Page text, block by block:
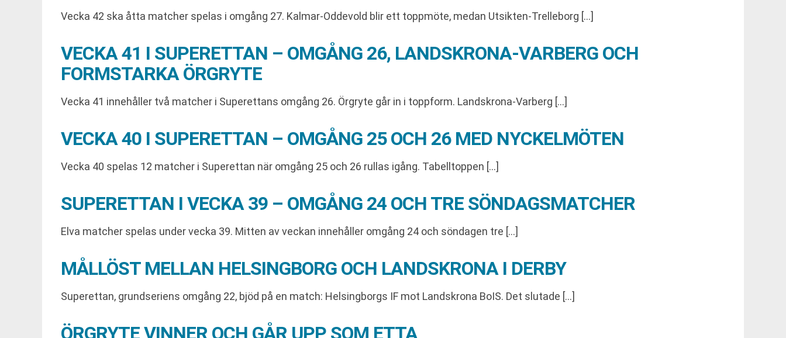
Vecka 42 ska åtta matcher spelas i omgång 27. Kalmar-Oddevold blir ett toppmöte, medan Utsikten-Trelleborg […]
VECKA 41 I SUPERETTAN – OMGÅNG 26, LANDSKRONA-VARBERG OCH
FORMSTARKA ÖRGRYTE
Vecka 41 innehåller två matcher i Superettans omgång 26. Örgryte går in i toppform. Landskrona-Varberg […]
VECKA 40 I SUPERETTAN – OMGÅNG 25 OCH 26 MED NYCKELMÖTEN
Vecka 40 spelas 12 matcher i Superettan när omgång 25 och 26 rullas igång. Tabelltoppen […]
SUPERETTAN I VECKA 39 – OMGÅNG 24 OCH TRE SÖNDAGSMATCHER
Elva matcher spelas under vecka 39. Mitten av veckan innehåller omgång 24 och söndagen tre […]
MÅLLÖST MELLAN HELSINGBORG OCH LANDSKRONA I DERBY
Superettan, grundseriens omgång 22, bjöd på en match: Helsingborgs IF mot Landskrona BoIS. Det slutade […]
ÖRGRYTE VINNER OCH GÅR UPP SOM ETTA